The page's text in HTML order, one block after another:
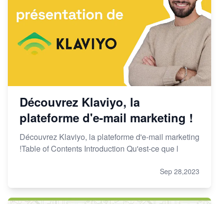
Découvrez Klaviyo, la
plateforme d'e-mail marketing !
Découvrez Klaviyo, la plateforme d'e-mail marketing
!Table of Contents Introduction Qu'est-ce que l
Sep 28,2023